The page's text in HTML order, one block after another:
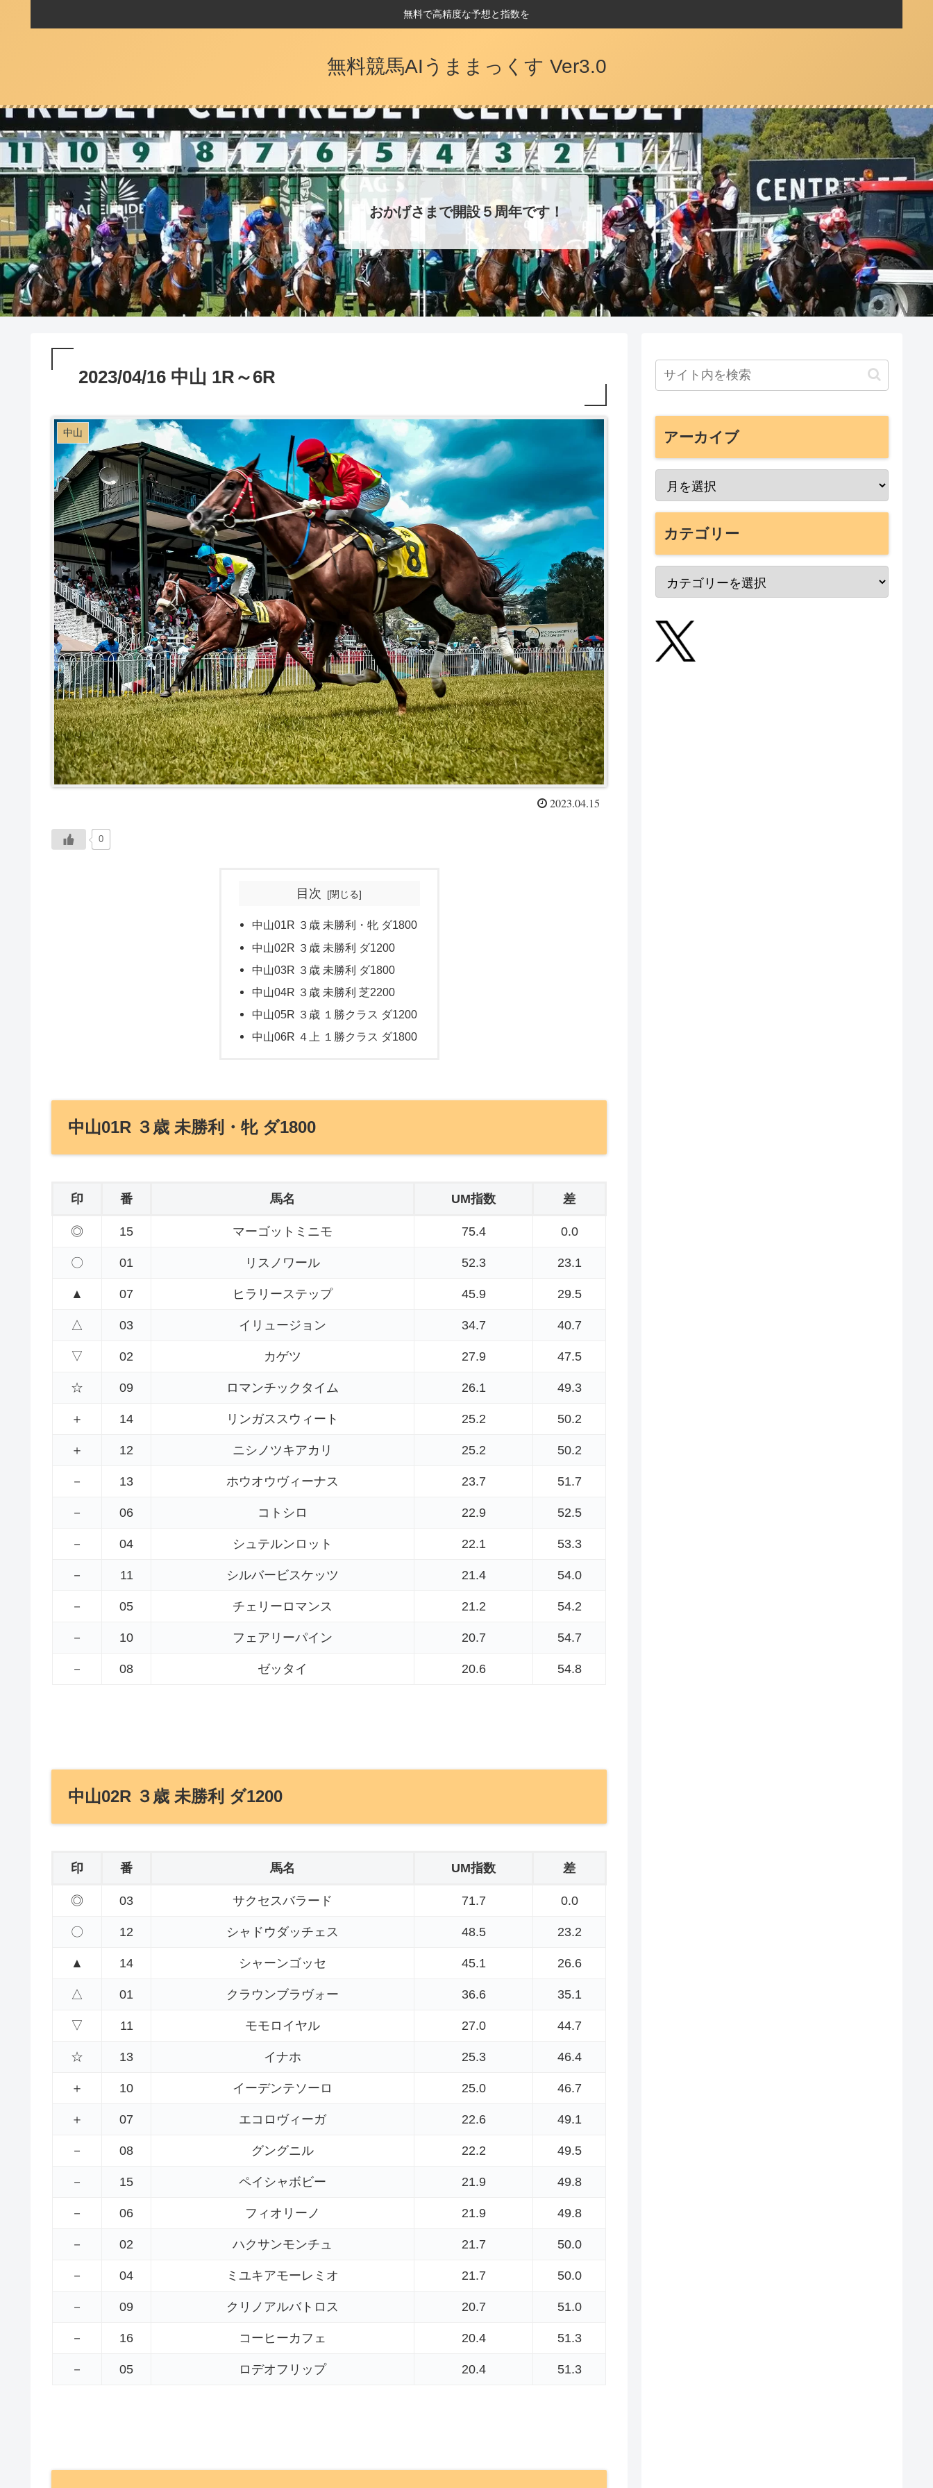
無料で高精度な予想と指数を
無料競馬AIうままっくす Ver3.0
おかげさまで開設５周年です！
2023/04/16 中山 1R～6R
中山
2023.04.15
0
目次
中山01R ３歳 未勝利・牝 ダ1800
中山02R ３歳 未勝利 ダ1200
中山03R ３歳 未勝利 ダ1800
中山04R ３歳 未勝利 芝2200
中山05R ３歳 １勝クラス ダ1200
中山06R ４上 １勝クラス ダ1800
中山01R ３歳 未勝利・牝 ダ1800
印 番 馬名 UM指数 差
◎ 15 マーゴットミニモ 75.4 0.0
〇 01 リスノワール 52.3 23.1
▲ 07 ヒラリーステップ 45.9 29.5
△ 03 イリュージョン 34.7 40.7
▽ 02 カゲツ 27.9 47.5
☆ 09 ロマンチックタイム 26.1 49.3
＋ 14 リンガススウィート 25.2 50.2
＋ 12 ニシノツキアカリ 25.2 50.2
－ 13 ホウオウヴィーナス 23.7 51.7
－ 06 コトシロ 22.9 52.5
－ 04 シュテルンロット 22.1 53.3
－ 11 シルバービスケッツ 21.4 54.0
－ 05 チェリーロマンス 21.2 54.2
－ 10 フェアリーパイン 20.7 54.7
－ 08 ゼッタイ 20.6 54.8
中山02R ３歳 未勝利 ダ1200
印 番 馬名 UM指数 差
◎ 03 サクセスバラード 71.7 0.0
〇 12 シャドウダッチェス 48.5 23.2
▲ 14 シャーンゴッセ 45.1 26.6
△ 01 クラウンブラヴォー 36.6 35.1
▽ 11 モモロイヤル 27.0 44.7
☆ 13 イナホ 25.3 46.4
＋ 10 イーデンテソーロ 25.0 46.7
＋ 07 エコロヴィーガ 22.6 49.1
－ 08 グングニル 22.2 49.5
－ 15 ペイシャボビー 21.9 49.8
－ 06 フィオリーノ 21.9 49.8
－ 02 ハクサンモンチュ 21.7 50.0
－ 04 ミユキアモーレミオ 21.7 50.0
－ 09 クリノアルバトロス 20.7 51.0
－ 16 コーヒーカフェ 20.4 51.3
－ 05 ロデオフリップ 20.4 51.3
アーカイブ
カテゴリー